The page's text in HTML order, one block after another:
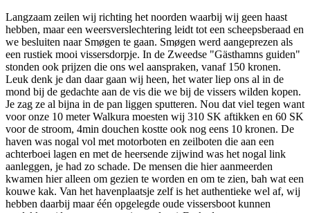
Langzaam zeilen wij richting het noorden waarbij wij geen haast
hebben, maar een weersverslechtering leidt tot een scheepsberaad en
we besluiten naar Smøgen te gaan. Smøgen werd aangeprezen als
een rustiek mooi vissersdorpje. In de Zweedse "Gästhamns guiden"
stonden ook prijzen die ons wel aanspraken, vanaf 150 kronen.
Leuk denk je dan daar gaan wij heen, het water liep ons al in de
mond bij de gedachte aan de vis die we bij de vissers wilden kopen.
Je zag ze al bijna in de pan liggen sputteren. Nou dat viel tegen want
voor onze 10 meter Walkura moesten wij 310 SK aftikken en 60 SK
voor de stroom, 4min douchen kostte ook nog eens 10 kronen. De
haven was nogal vol met motorboten en zeilboten die aan een
achterboei lagen en met de heersende zijwind was het nogal link
aanleggen, je had zo schade. De mensen die hier aanmeerden
kwamen hier alleen om gezien te worden en om te zien, bah wat een
kouwe kak. Van het havenplaatsje zelf is het authentieke wel af, wij
hebben daarbij maar één opgelegde oude vissersboot kunnen